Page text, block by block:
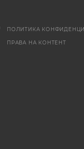
ПОЛИТИКА
ПРАВА НА КОНТЕНТ